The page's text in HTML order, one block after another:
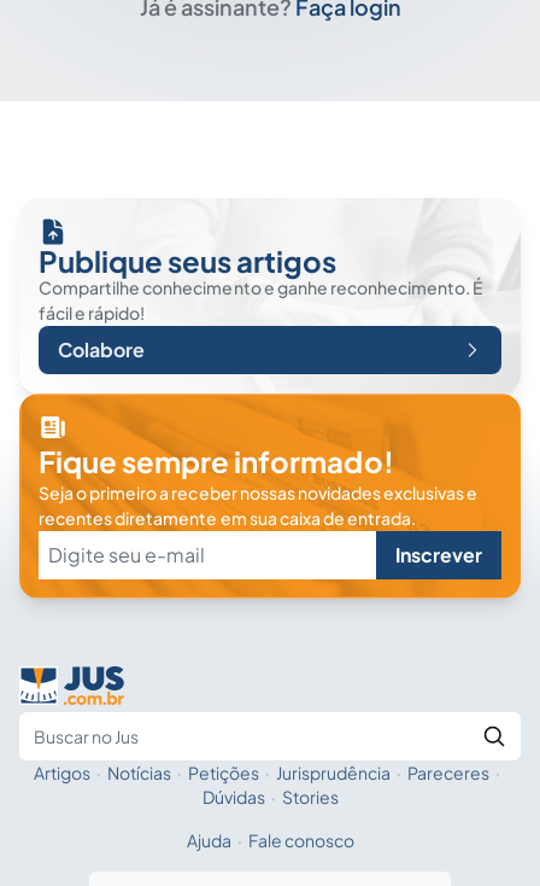
Já é assinante? Faça login
Publique seus artigos
Compartilhe conhecimento e ganhe reconhecimento. É
fácil e rápido!
Colabore
Fique sempre informado!
Seja o primeiro a receber nossas novidades exclusivas e
recentes diretamente em sua caixa de entrada.
Inscrever
Fale com a IA
Artigos · Notícias · Petições · Jurisprudência · Pareceres ·
Dúvidas · Stories
Ajuda · Fale conosco